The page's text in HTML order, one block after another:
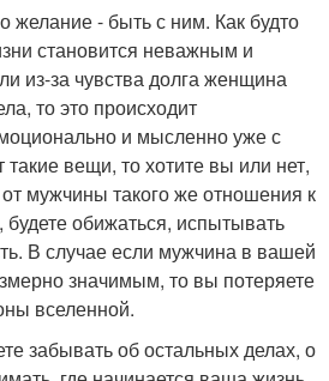
желание - быть с ним. Как будто
становится неважным и
из-за чувства долга женщина
то это происходит
и мысленно уже с
такие вещи, то хотите вы или нет,
мужчины такого же отношения к
обижаться, испытывать
В случае если мужчина в вашей
значимым, то вы потеряете
вселенной.
забывать об остальных делах, о